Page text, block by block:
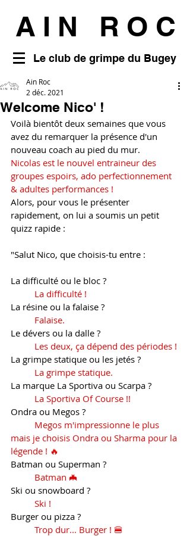
AIN ROC
Le club de grimpe du Bugey
Welcome Nico' !
Ain Roc
2 déc. 2021
Voilà bientôt deux semaines que vous
avez du remarquer la présence d'un
nouveau coach au pied du mur.
Nicolas est le nouvel entraineur des
groupes espoirs, ado perfectionnement
& adultes performances !
Alors, pour vous le présenter
rapidement, on lui a soumis un petit
quizz rapide :
"Salut Nico, que choisis-tu entre :
La difficulté ou le bloc ?
La difficulté !
La résine ou la falaise ?
Falaise.
Le dévers ou la dalle ?
Les deux, ça dépend des périodes !
La grimpe statique ou les jetés ?
La grimpe statique.
La marque La Sportiva ou Scarpa ?
La Sportiva Of Course !!
Ondra ou Megos ?
Megos m'impressionne le plus
mais je choisis Ondra ou Sharma pour la
légende ! 🔥
Batman ou Superman ?
Batman 🦇
Ski ou snowboard ?
Ski !
Burger ou pizza ?
Trop dur... Burger ! 🍔